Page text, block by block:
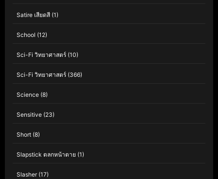
Satire เสียดสี (1)
School (12)
Sci-Fi วิทยาศาสตร์ (10)
Sci-Fi วิทยาศาสตร์ (366)
Science (8)
Sensitive (23)
Short (8)
Slapstick ตลกหน้าตาย (1)
Slasher(17)